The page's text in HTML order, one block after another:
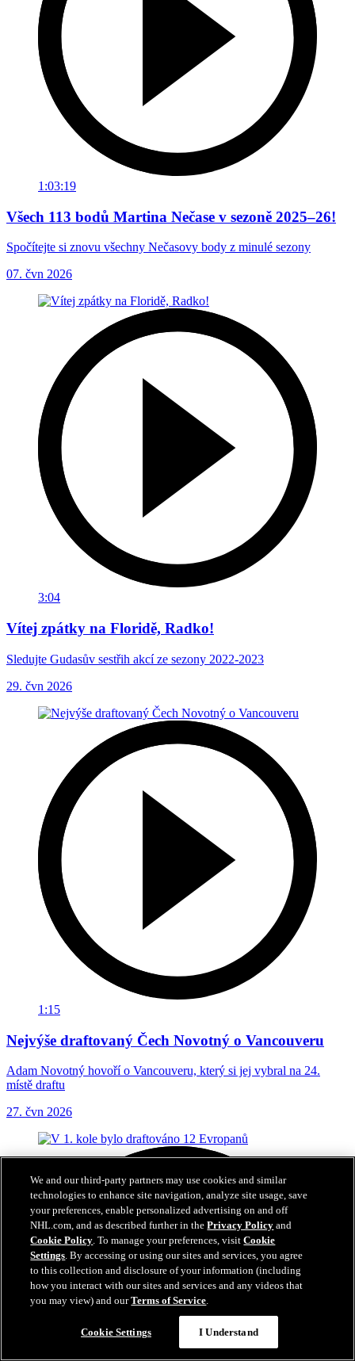
1:03:19
Všech 113 bodů Martina Nečase v sezoně 2025–26!
Spočítejte si znovu všechny Nečasovy body z minulé sezony
07. čvn 2026
3:04
Vítej zpátky na Floridě, Radko!
Sledujte Gudasův sestřih akcí ze sezony 2022-2023
29. čvn 2026
1:15
Nejvýše draftovaný Čech Novotný o Vancouveru
Adam Novotný hovoří o Vancouveru, který si jej vybral na 24.
místě draftu
27. čvn 2026
We and our third-party partners may use cookies and similar
technologies to enhance site navigation, analyze site usage, save
your preferences, enable personalized advertising on and off
NHL.com, and as described further in thePrivacy Policy and
Cookie Policy. To manage your preferences, visitCookie
Settings. By accessing or using our sites and services, you agree
to this collection and disclosure of your information (including
how you interact with our sites and services and any videos that
you may view) and ourTerms of Service.
Cookie Settings I Understand